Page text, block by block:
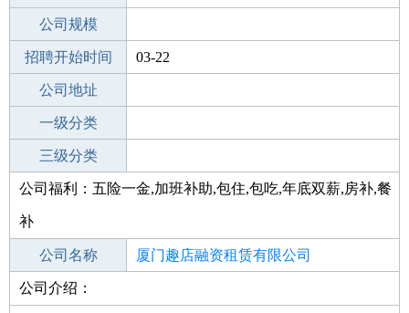
工作地点
公司规模
公司电话
招聘开始时间 03-22
招聘结束时间
公司地址
一级分类
二级分类
三级分类
其他行业 有限责任公司
公司福利：五险一金,加班补助,包住,包吃,年底双薪,房补,餐
补
公司名称 厦门趣店融资租赁有限公司
公司类型
公司介绍：